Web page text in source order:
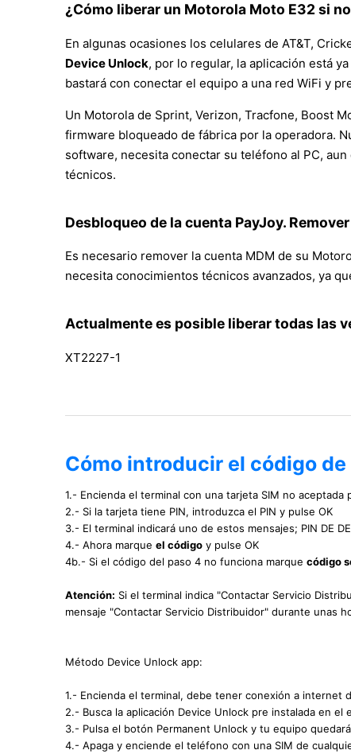
¿Cómo liberar un Motorola Moto E32 si
En algunas ocasiones los celulares de AT&T,
Device Unlock, por lo regular, la aplicación está
bastará con conectar el equipo a una red WiFi y
Un Motorola de Sprint, Verizon, Tracfone, Boost
firmware bloqueado de fábrica por la operadora.
software, necesita conectar su teléfono al PC,
técnicos.
Desbloqueo de la cuenta PayJoy.
Es necesario remover la cuenta MDM de su
necesita conocimientos técnicos avanzados, ya
Actualmente es posible liberar todas las
XT2227-1
Cómo introducir el código
1.- Encienda el terminal con una tarjeta SIM no
2.- Si la tarjeta tiene PIN, introduzca el PIN y pulse OK
3.- El terminal indicará uno de estos mensajes; PIN DE
4.- Ahora marque el código y pulse OK
4b.- Si el código del paso 4 no funciona marque código
Atención: Si el terminal indica "Contactar Servicio
mensaje "Contactar Servicio Distribuidor" durante unas
Método Device Unlock app:
1.- Encienda el terminal, debe tener conexión a internet
2.- Busca la aplicación Device Unlock pre instalada en el
3.- Pulsa el botón Permanent Unlock y tu equipo
4.- Apaga y enciende el teléfono con una SIM de